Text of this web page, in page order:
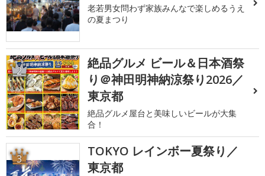
老若男女問わず家族みんなで楽しめるうえ
の夏まつり
2
絶品グルメ ビール＆日本酒祭
り＠神田明神納涼祭り2026／
東京都
絶品グルメ屋台と美味しいビールが大集
合！
3
TOKYO レインボー夏祭り／
東京都